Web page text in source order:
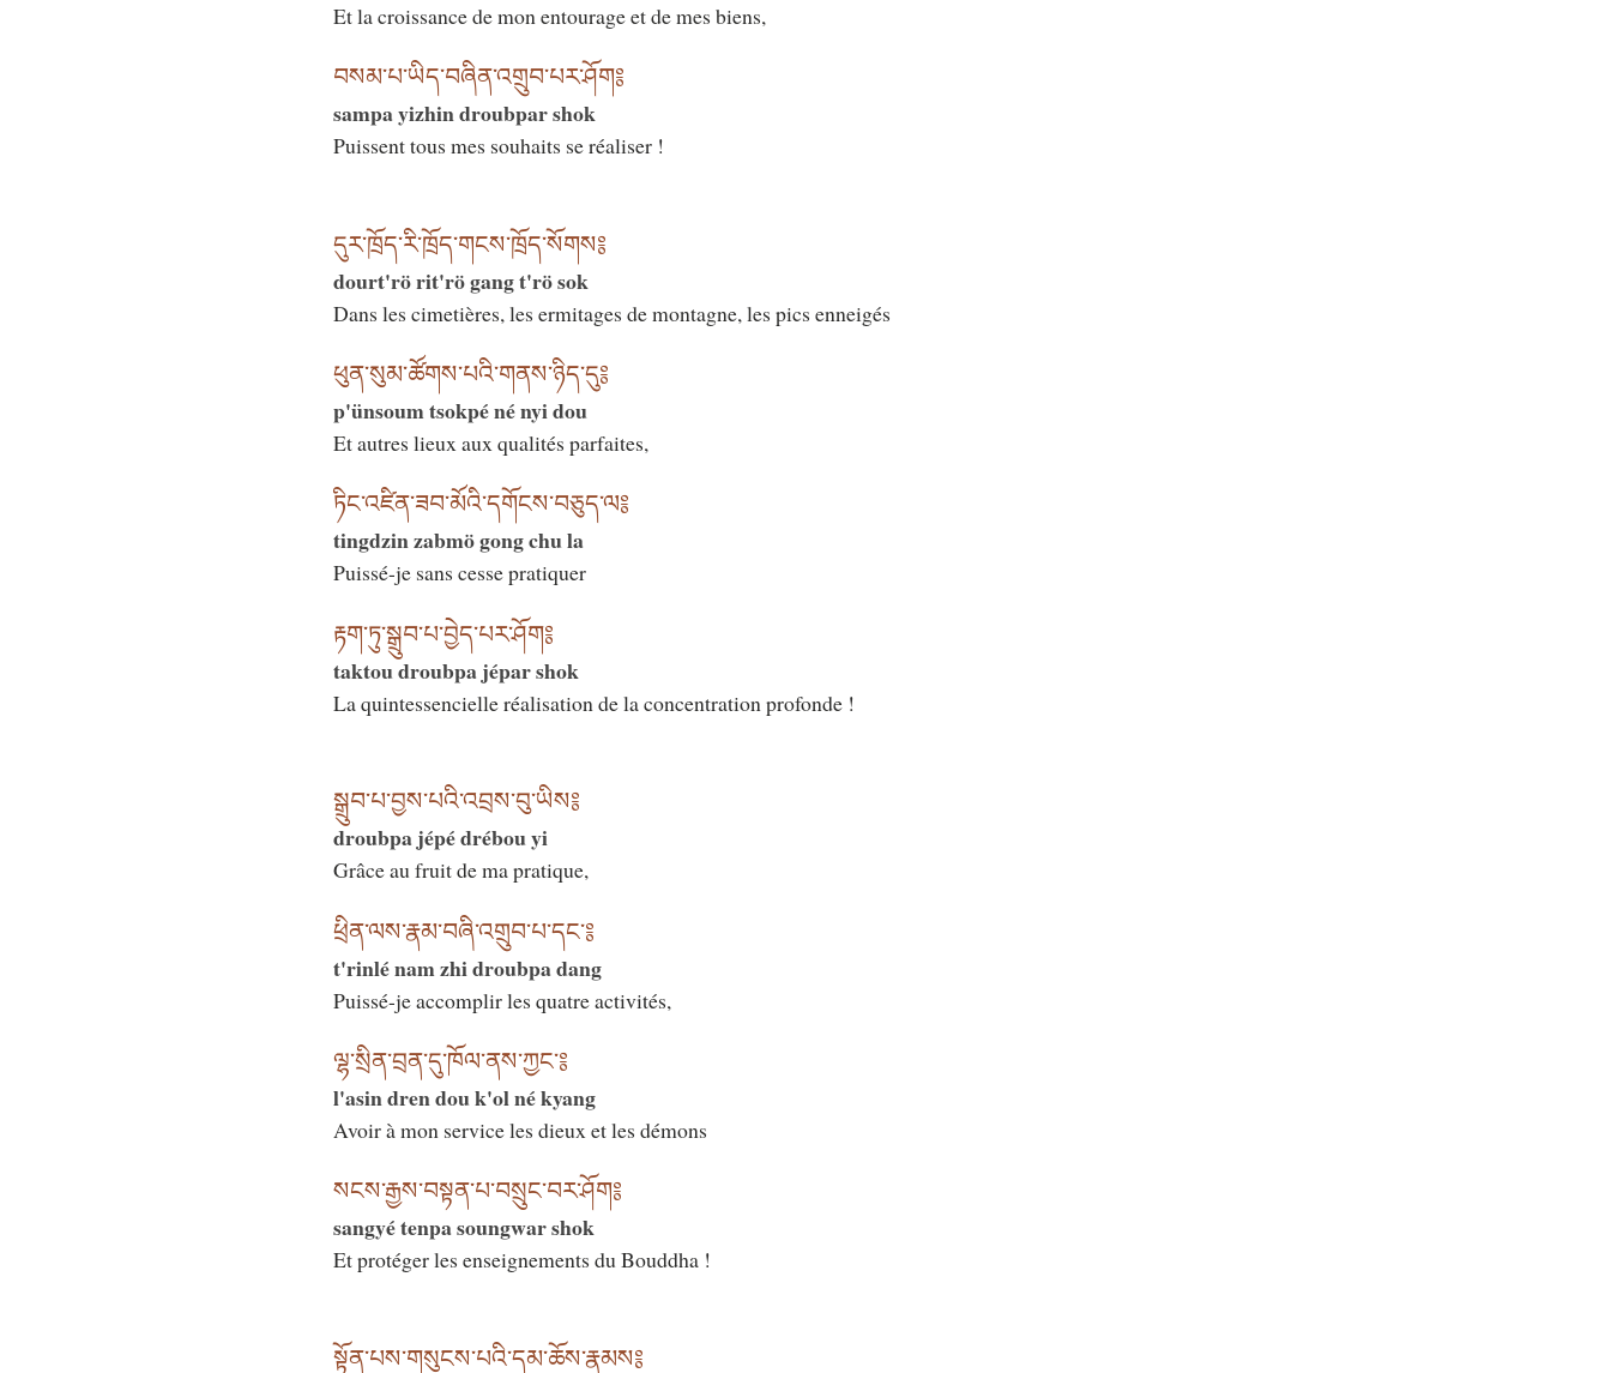
Et la croissance de mon entourage et de mes biens,
བསམ་པ་ཡིད་བཞིན་འགྲུབ་པར་ཤོག༔
sampa yizhin droubpar shok
Puissent tous mes souhaits se réaliser !
དུར་ཁྲོད་རི་ཁྲོད་གངས་ཁྲོད་སོགས༔
dourt'rö rit'rö gang t'rö sok
Dans les cimetières, les ermitages de montagne, les pics enneigés
ཕུན་སུམ་ཚོགས་པའི་གནས་ཉིད་དུ༔
p'ünsoum tsokpé né nyi dou
Et autres lieux aux qualités parfaites,
ཏིང་འཛིན་ཟབ་མོའི་དགོངས་བཅུད་ལ༔
tingdzin zabmö gong chu la
Puissé-je sans cesse pratiquer
རྟག་ཏུ་སྒྲུབ་པ་བྱེད་པར་ཤོག༔
taktou droubpa jépar shok
La quintessencielle réalisation de la concentration profonde !
སྒྲུབ་པ་བྱས་པའི་འབྲས་བུ་ཡིས༔
droubpa jépé drébou yi
Grâce au fruit de ma pratique,
ཕྲིན་ལས་རྣམ་བཞི་འགྲུབ་པ་དང་༔
t'rinlé nam zhi droubpa dang
Puissé-je accomplir les quatre activités,
ལྷ་སྲིན་བྲན་དུ་ཁོལ་ནས་ཀྱང་༔
l'asin dren dou k'ol né kyang
Avoir à mon service les dieux et les démons
སངས་རྒྱས་བསྟན་པ་བསྲུང་བར་ཤོག༔
sangyé tenpa soungwar shok
Et protéger les enseignements du Bouddha !
སྟོན་པས་གསུངས་པའི་དམ་ཆོས་རྣམས༔